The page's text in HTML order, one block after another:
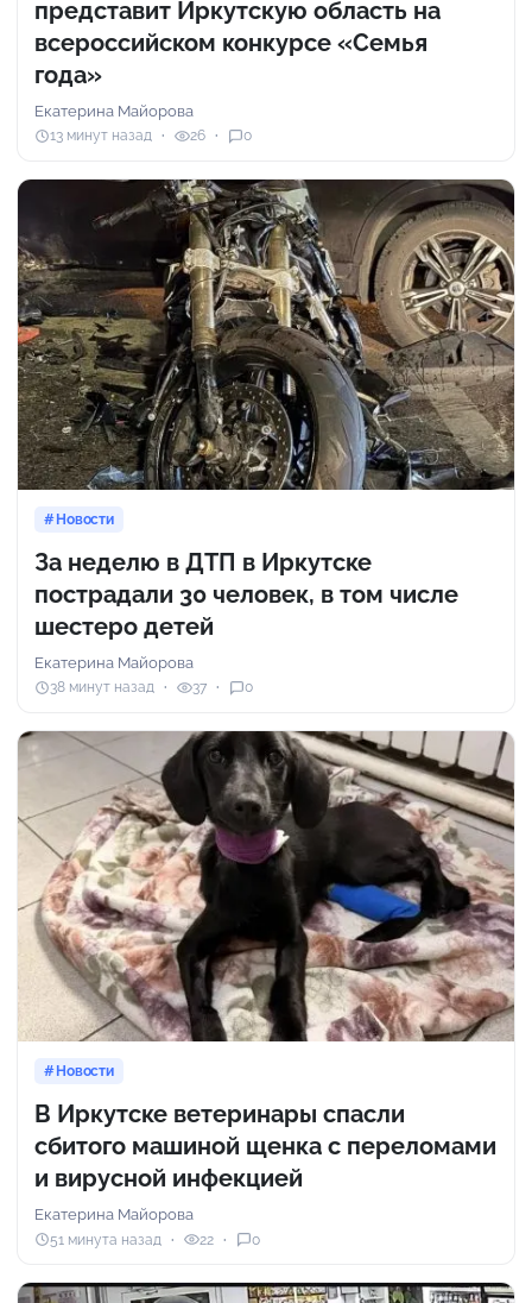
представит Иркутскую область на
всероссийском конкурсе «Семья
года»
Екатерина Майорова
13 минут назад 26 0
Новости
За неделю в ДТП в Иркутске
пострадали 30 человек, в том числе
шестеро детей
Екатерина Майорова
38 минут назад 37 0
Новости
В Иркутске ветеринары спасли
сбитого машиной щенка с переломами
и вирусной инфекцией
Екатерина Майорова
51 минута назад 22 0